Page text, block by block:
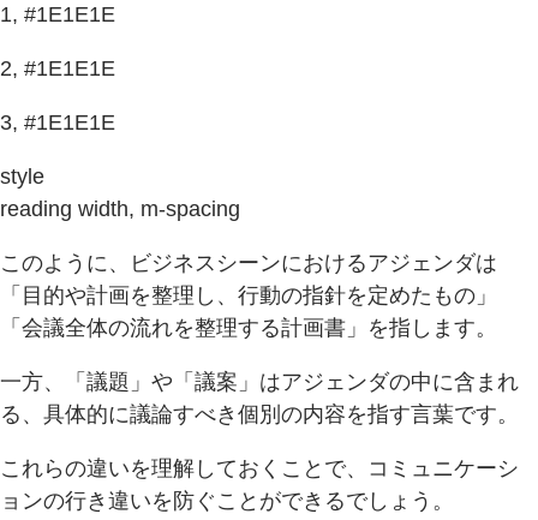
1, #1E1E1E
2, #1E1E1E
3, #1E1E1E
style
reading width, m-spacing
このように、ビジネスシーンにおけるアジェンダは
「目的や計画を整理し、行動の指針を定めたもの」
「会議全体の流れを整理する計画書」を指します。
一方、「議題」や「議案」はアジェンダの中に含まれ
る、具体的に議論すべき個別の内容を指す言葉です。
これらの違いを理解しておくことで、コミュニケーシ
ョンの行き違いを防ぐことができるでしょう。